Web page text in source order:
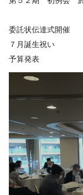
委託状伝達式開催
７月誕生祝い
予算発表